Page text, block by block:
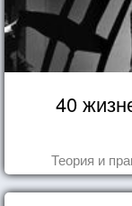
40
Теория и